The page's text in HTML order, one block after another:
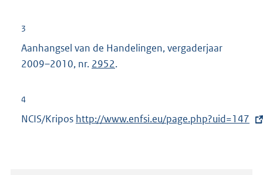
e
i
n
3
Aanhangsel van de Handelingen, vergaderjaar
2009–2010, nr. 2952.
4
NCIS/Kripos E
http://www.enfsi.eu/page.php?uid=147